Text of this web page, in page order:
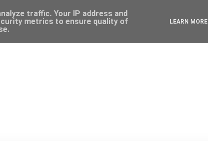
traffic. Your IP address and
metrics to ensure quality of
LEARN MORE